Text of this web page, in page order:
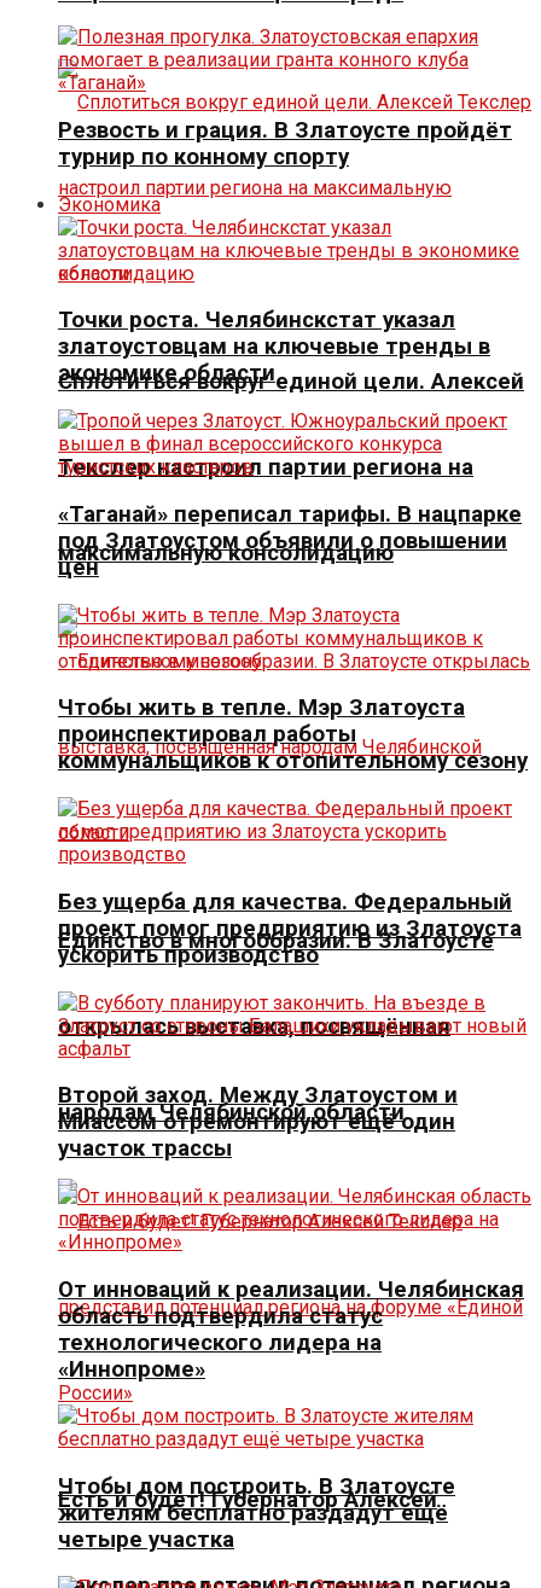
Сплотиться вокруг единой цели. Алексей
Текслер настроил партии региона на
максимальную консолидацию
Единство в многообразии. В Златоусте
открылась выставка, посвящённая
народам Челябинской области
Есть и будет! Губернатор Алексей
Резвость и грация. В Златоусте пройдёт
турнир по конному спорту
Экономика
Точки роста. Челябинскстат указал
златоустовцам на ключевые тренды в
экономике области
«Таганай» переписал тарифы. В нацпарке
под Златоустом объявили о повышении
цен
Чтобы жить в тепле. Мэр Златоуста
проинспектировал работы
коммунальщиков к отопительному сезону
Без ущерба для качества. Федеральный
проект помог предприятию из Златоуста
ускорить производство
Второй заход. Между Златоустом и
Миассом отремонтируют ещё один
участок трассы
От инноваций к реализации. Челябинская
область подтвердила статус
технологического лидера на
«Иннопроме»
Чтобы дом построить. В Златоусте
жителям бесплатно раздадут ещё
четыре участка